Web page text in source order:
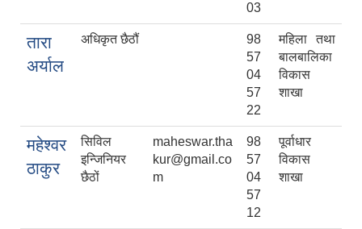
03
तारा
अर्याल
अधिकृत छैठौं
98
57
04
57
22
महिला तथा
बालबालिका
विकास
शाखा
महेश्वर
ठाकुर
सिविल
इन्जिनियर
छैठों
maheswar.tha
kur@gmail.co
m
98
57
04
57
12
पूर्वाधार
विकास
शाखा